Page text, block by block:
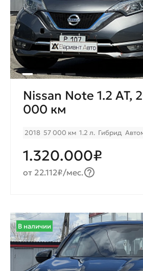
Nissan Note 1.2 AT,
000 км
2018 57 000 км 1.2 л. Гибрид
1.320.000₽
от 22.112₽/мес.
В наличии